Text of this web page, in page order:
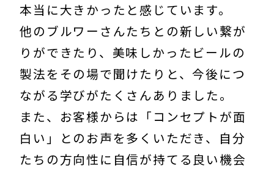
本当に大きかったと感じています。
他のブルワーさんたちとの新しい繋が
りができたり、美味しかったビールの
製法をその場で聞けたりと、今後につ
ながる学びがたくさんありました。
また、お客様からは「コンセプトが面
白い」とのお声を多くいただき、自分
たちの方向性に自信が持てる良い機会